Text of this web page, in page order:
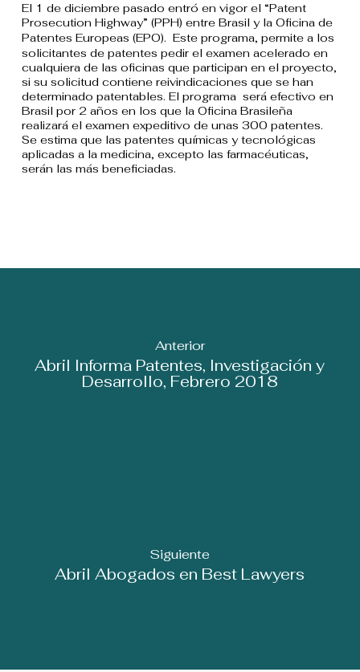
El 1 de diciembre pasado entró en vigor el “Patent
Prosecution Highway” (PPH) entre Brasil y la Oficina de
Patentes Europeas (EPO). Este programa, permite a los
solicitantes de patentes pedir el examen acelerado en
cualquiera de las oficinas que participan en el proyecto,
si su solicitud contiene reivindicaciones que se han
determinado patentables. El programa será efectivo en
Brasil por 2 años en los que la Oficina Brasileña
realizará el examen expeditivo de unas 300 patentes.
Se estima que las patentes químicas y tecnológicas
aplicadas a la medicina, excepto las farmacéuticas,
serán las más beneficiadas.
Anterior
Abril Informa Patentes, Investigación y
Desarrollo, Febrero 2018
Siguiente
Abril Abogados en Best Lawyers